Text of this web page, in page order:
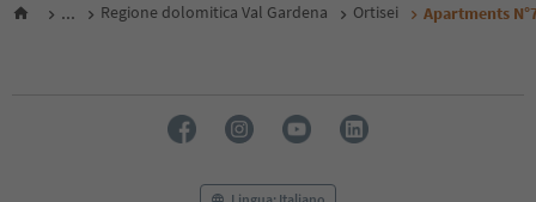
... Regione dolomitica Val Gardena Ortisei Apartments